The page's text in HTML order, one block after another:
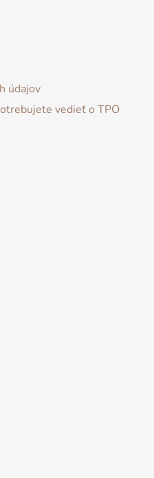
údajov
vedieť o TPO